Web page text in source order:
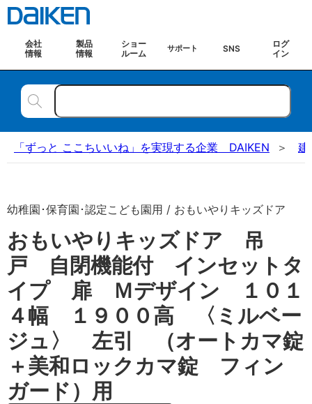
会社
情報
製品
情報
ショー
ルーム
サポート SNS
ログ
イン
「ずっと ここちいいね」を実現する企業 DAIKEN 建
幼稚園･保育園･認定こども園用 / おもいやりキッズドア
おもいやりキッズドア 吊
戸 自閉機能付 インセットタ
イプ 扉 Ｍデザイン １０１
４幅 １９００高 〈ミルベー
ジュ〉 左引 （オートカマ錠
＋美和ロックカマ錠 フィン
ガード）用